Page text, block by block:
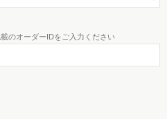
のオーダーIDをご入力ください